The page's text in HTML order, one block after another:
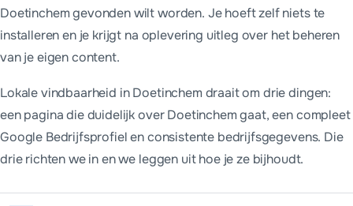
Doetinchem gevonden wilt worden. Je hoeft zelf niets te
installeren en je krijgt na oplevering uitleg over het beheren
van je eigen content.
Lokale vindbaarheid in Doetinchem draait om drie dingen:
een pagina die duidelijk over Doetinchem gaat, een compleet
Google Bedrijfsprofiel en consistente bedrijfsgegevens. Die
drie richten we in en we leggen uit hoe je ze bijhoudt.